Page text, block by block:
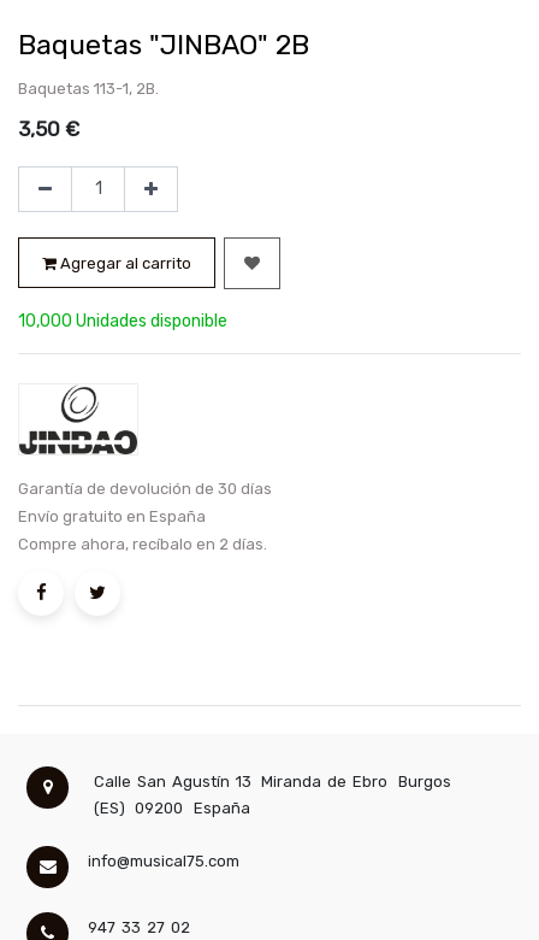
Baquetas "JINBAO" 2B
Baquetas 113-1, 2B.
3,50 €
Agregar al carrito
10,000 Unidades disponible
Garantía de devolución de 30 días
Envío gratuito en España
Compre ahora, recíbalo en 2 días.
Calle San Agustín 13 Miranda de Ebro
Burgos
(ES)
09200 España
info@musical75.com
947 33 27 02